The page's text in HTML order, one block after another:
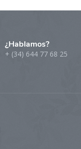
¿Hablamos?
+ (34) 644 77 68 25